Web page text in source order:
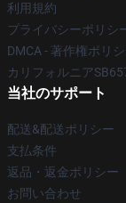
利用規約
プライバシーポリシ
DMCA - 著作権ポリ
カリフォルニア
当社のサポート
配送&配送ポリシー
支払条件
返品・返金ポリシー
お問い合わせ